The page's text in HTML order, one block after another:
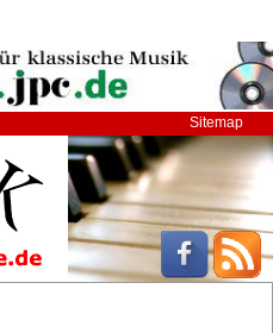
Sitemap